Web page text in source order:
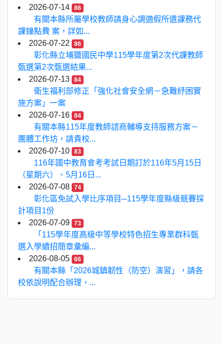
2026-07-14
86
有關本縣所屬學校教師請身心調適假所遺課務代
課鐘點費 案，詳如...
2026-07-22
86
彰化縣立埔鹽國民中學115學年度第2次代課教師
甄選第2次甄選結果...
2026-07-13
84
衛生福利部修正「強化社會安全網－急難紓困實
施方案」一案
2026-07-16
84
有關本縣115年度教師諮商輔導支持服務方案－
團體工作坊，請貴校...
2026-07-10
83
116年國中教育會考考試日期訂於116年5月15日
（星期六）、5月16日...
2026-07-08
74
彰化區免試入學比序項目─115學年度縣級競賽採
計項目1份
2026-07-09
73
「115學年度高級中等學校特色招生專業群科甄
選入學續招簡章彙編...
2026-08-05
66
有關本縣「2026城鎮韌性（防空）演習」，請各
校依說明配合辦理，...